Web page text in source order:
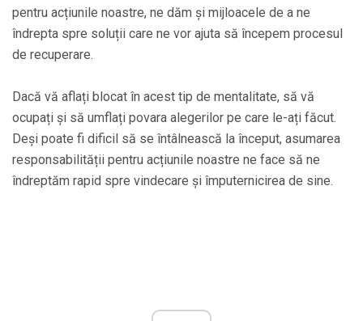
pentru acțiunile noastre, ne dăm și mijloacele de a ne
îndrepta spre soluții care ne vor ajuta să începem procesul
de recuperare.
Dacă vă aflați blocat în acest tip de mentalitate, să vă
ocupați și să umflați povara alegerilor pe care le-ați făcut.
Deși poate fi dificil să se întâlnească la început, asumarea
responsabilității pentru acțiunile noastre ne face să ne
îndreptăm rapid spre vindecare și împuternicirea de sine.